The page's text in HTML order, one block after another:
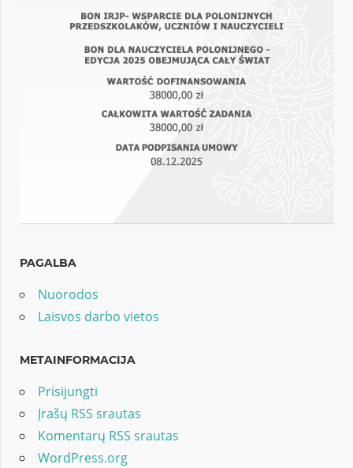
PAGALBA
Nuorodos
Laisvos darbo vietos
METAINFORMACIJA
Prisijungti
Įrašų RSS srautas
Komentarų RSS srautas
WordPress.org